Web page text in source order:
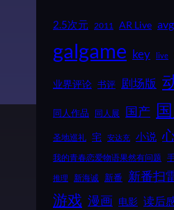
2.5次元 2011 AR Live avg
galgame key live
业界评论 书评 剧场版
同人作品 同人展 国产
圣地巡礼 宅 安达充 小说
我的青春恋爱物语果然有问题
推理 新海诚 新番 新番扫
游戏 漫画 电影 读后